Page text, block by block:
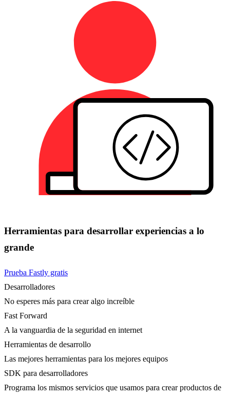
Herramientas para desarrollar experiencias a lo
grande
Prueba Fastly gratis
Desarrolladores
No esperes más para crear algo increíble
Fast Forward
A la vanguardia de la seguridad en internet
Herramientas de desarrollo
Las mejores herramientas para los mejores equipos
SDK para desarrolladores
Programa los mismos servicios que usamos para crear productos de